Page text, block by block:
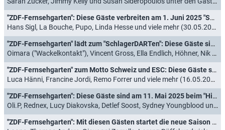
"ZDF-Fernsehgarten": Diese Gäste verbreiten am 1. Juni 2025 "Sommer-Feeling"
Hans Sigl, La Bouche, Pupo, Linda Hesse und viele mehr (30.05.2025)
"ZDF-Fernsehgarten" lädt zum "SchlagerDARTen": Diese Gäste sind am 25. Mai 2025 dabei
Oimara ("Wackelkontakt"), Vincent Gross, Ella Endlich, Höhner, Nik P. und viele mehr (23.05.2025)
"ZDF-Fernsehgarten" zum Motto Schweiz und ESC: Diese Gäste sind am 18. Mai 2025 dabei
Luca Hänni, Francine Jordi, Remo Forrer und viele mehr (16.05.2025)
"ZDF-Fernsehgarten": Diese Gäste sind am 11. Mai 2025 beim "Hit Marathon" dabei
Oli.P, Rednex, Lucy Diakovska, Detlef Soost, Sydney Youngblood und viele mehr (09.05.2025)
"ZDF-Fernsehgarten": Mit diesen Gästen startet die neue Saison am 4. Mai 2025